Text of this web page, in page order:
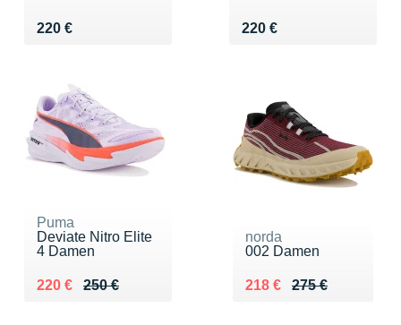
220 €
Vendu 220 € 220 €
Vendu 220 €
Puma
Deviate Nitro Elite
4 Damen
250 €
Au lieu de 250 €
220 €
Vendu 220 €
norda
002 Damen
275 €
Au lieu de 275 €
218 €
Vendu 218 €